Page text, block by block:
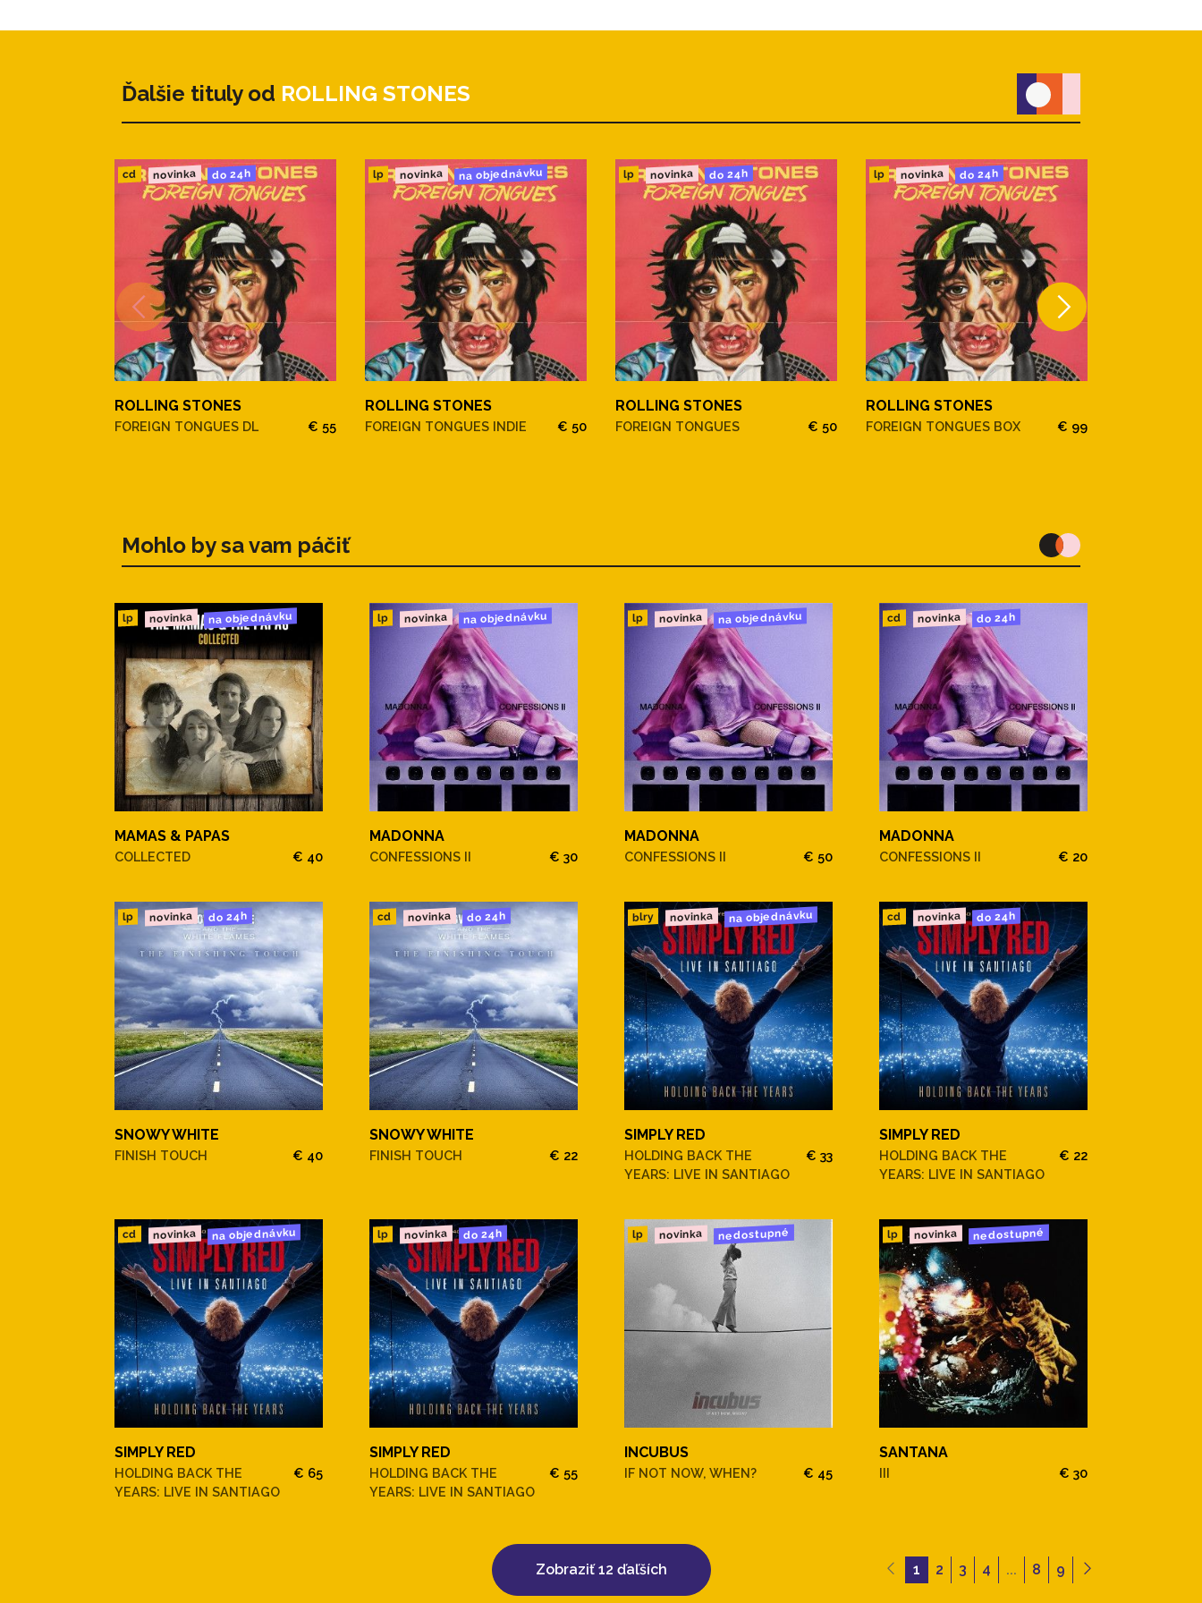
12.Miss You
14.Band Introduction
1.Before They Make Me Run
2.Happy
3.Midnight Rambler (with Mick Taylor)
4.Start Me Up
5.Tumbling Dice (with Bruce Springsteen)
6.Brown Sugar
7.Sympathy For the Devil
8.You Can't Always Get What You Want
Ďalšie tituly od ROLLING STONES
cd novinka do 24h
ROLLING STONES
FOREIGN TONGUES DL € 55
lp novinka na objednávku
ROLLING STONES
FOREIGN TONGUES INDIE € 50
lp novinka do 24h
ROLLING STONES
FOREIGN TONGUES € 50
lp novinka do 24h
ROLLING STONES
FOREIGN TONGUES BOX € 99
Mohlo by sa vam páčiť
lp novinka na objednávku
MAMAS & PAPAS
COLLECTED € 40
lp novinka na objednávku
MADONNA
CONFESSIONS II € 30
lp novinka na objednávku
MADONNA
CONFESSIONS II € 50
cd novinka do 24h
MADONNA
CONFESSIONS II € 20
lp novinka do 24h
SNOWY WHITE
FINISH TOUCH € 40
cd novinka do 24h
SNOWY WHITE
FINISH TOUCH € 22
blry novinka na objednávku
SIMPLY RED
HOLDING BACK THE
YEARS: LIVE IN SANTIAGO
€ 33
cd novinka do 24h
SIMPLY RED
HOLDING BACK THE
YEARS: LIVE IN SANTIAGO
€ 22
cd novinka na objednávku
SIMPLY RED
HOLDING BACK THE
YEARS: LIVE IN SANTIAGO
€ 65
lp novinka do 24h
SIMPLY RED
HOLDING BACK THE
YEARS: LIVE IN SANTIAGO
€ 55
lp novinka nedostupné
INCUBUS
IF NOT NOW, WHEN? € 45
lp novinka nedostupné
SANTANA
III € 30
Zobraziť 12 ďaľších 1 2 3 4 ... 8 9